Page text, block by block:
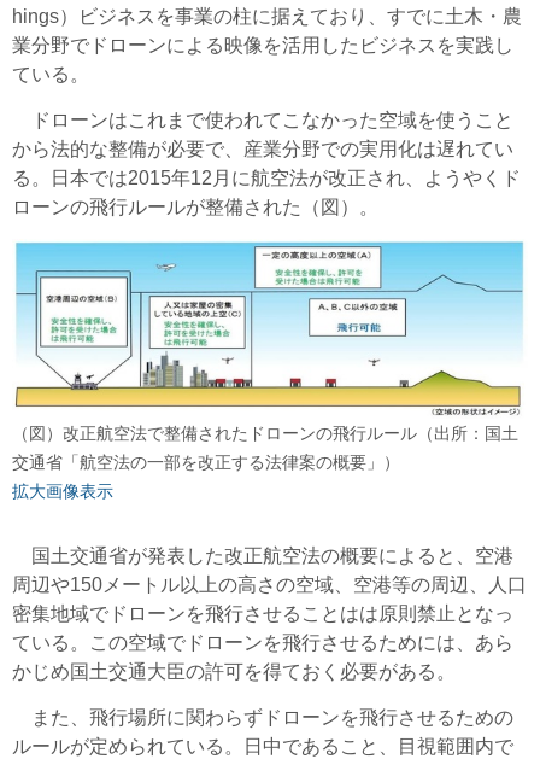
hings）ビジネスを事業の柱に据えており、すでに土木・農
業分野でドローンによる映像を活用したビジネスを実践し
ている。
ドローンはこれまで使われてこなかった空域を使うこと
から法的な整備が必要で、産業分野での実用化は遅れてい
る。日本では2015年12月に航空法が改正され、ようやくド
ローンの飛行ルールが整備された（図）。
（図）改正航空法で整備されたドローンの飛行ルール（出所：国土
交通省「航空法の一部を改正する法律案の概要」）
拡大画像表示
国土交通省が発表した改正航空法の概要によると、空港
周辺や150メートル以上の高さの空域、空港等の周辺、人口
密集地域でドローンを飛行させることはは原則禁止となっ
ている。この空域でドローンを飛行させるためには、あら
かじめ国土交通大臣の許可を得ておく必要がある。
また、飛行場所に関わらずドローンを飛行させるための
ルールが定められている。日中であること、目視範囲内で